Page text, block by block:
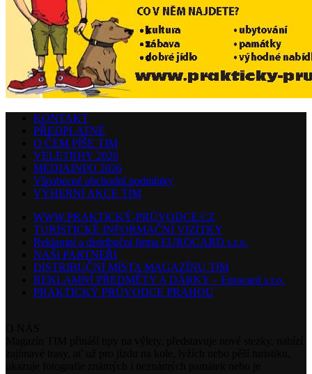
KONTAKT
PŘEDPLATNÉ
O ČEM PÍŠE TIM
VELETRHY 2026
MEDIAINFO 2026
Všeobecné obchodní podmínky
VÝHERNÍ AKCE TIM
WWW.PRAKTICKÝ-PRŮVODCE.CZ
TURISTICKÉ INFORMAČNÍ VIZITKY
Reklamní a distribuční firma EUROCARD s.r.o.
NAŠI PARTNEŘI
DISTRIBUČNÍ MÍSTA MAGAZÍNU TIM
REKLAMNÍ PŘEDMĚTY A DÁRKY – Eurocard s.r.o.
PRAKTICKÝ PRŮVODCE PRAHOU